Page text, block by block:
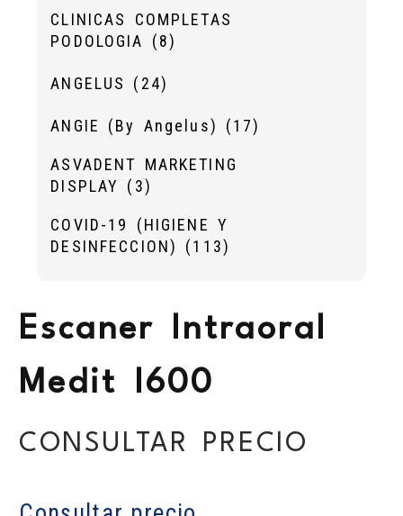
CLINICAS COMPLETAS
PODOLOGIA (8)
ANGELUS (24)
ANGIE (By Angelus) (17)
ASVADENT MARKETING
DISPLAY (3)
COVID-19 (HIGIENE Y
DESINFECCION) (113)
Escaner Intraoral
Medit I600
CONSULTAR PRECIO